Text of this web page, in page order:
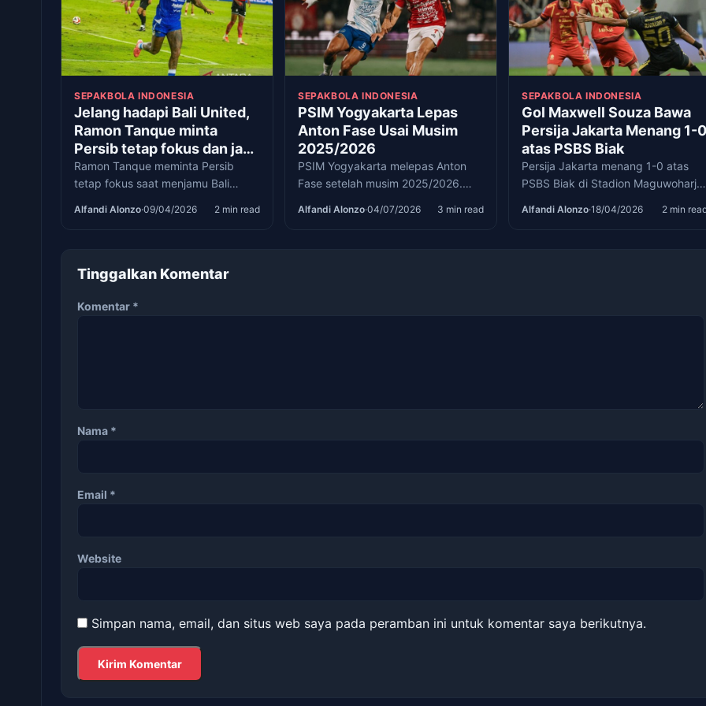
SEPAKBOLA INDONESIA
Jelang hadapi Bali United,
Ramon Tanque minta
Persib tetap fokus dan jaga
konsistensi
Ramon Tanque meminta Persib
tetap fokus saat menjamu Bali
Super League 2025/2026.
Alfandi Alonzo·09/04/2026 2 min read
SEPAKBOLA INDONESIA
PSIM Yogyakarta Lepas
Anton Fase Usai Musim
2025/2026
PSIM Yogyakarta melepas Anton
Fase setelah musim 2025/2026.
kontribusinya bersama Laskar
Alfandi Alonzo·04/07/2026 3 min read
SEPAKBOLA INDONESIA
Gol Maxwell Souza Bawa
Persija Jakarta Menang 1-0
atas PSBS Biak
Persija Jakarta menang 1-0 atas
PSBS Biak di Stadion Maguwoharjo
pada pekan ke-28 BRI Super
Alfandi Alonzo·18/04/2026 2 min
Tinggalkan Komentar
Komentar *
Nama *
Email *
Website
Simpan nama, email, dan situs web saya pada peramban ini untuk komentar saya berikutnya.